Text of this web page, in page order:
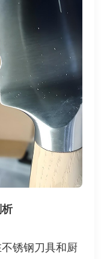
锈钢刀具和厨